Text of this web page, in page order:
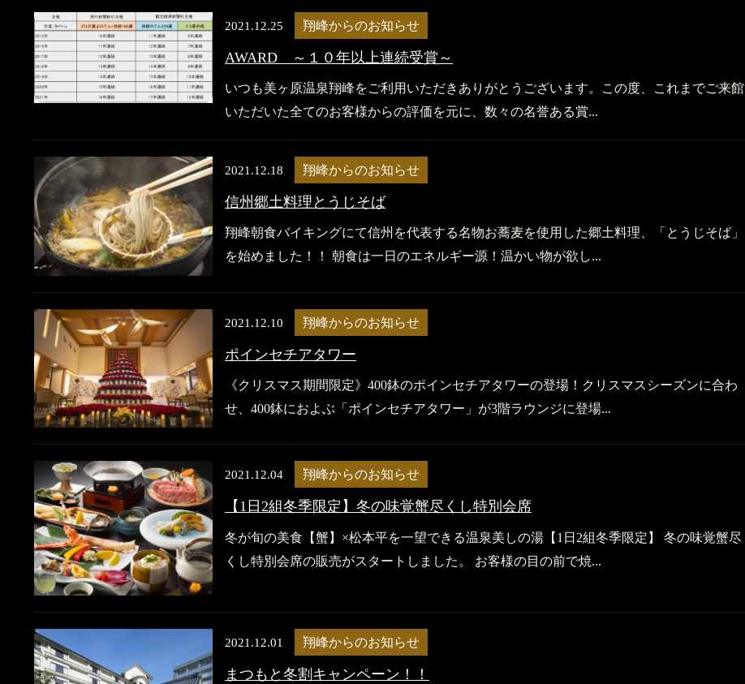
2021.12.25 翔峰からのお知らせ
AWARD ～１０年以上連続受賞～
いつも美ヶ原温泉翔峰をご利用いただきありがとうございます。この度、これまでご来館
いただいた全てのお客様からの評価を元に、数々の名誉ある賞...
2021.12.18 翔峰からのお知らせ
信州郷土料理とうじそば
翔峰朝食バイキングにて信州を代表する名物お蕎麦を使用した郷土料理、「とうじそば」
を始めました！！ 朝食は一日のエネルギー源！温かい物が欲し...
2021.12.10 翔峰からのお知らせ
ポインセチアタワー
《クリスマス期間限定》400鉢のポインセチアタワーの登場！クリスマスシーズンに合わ
せ、400鉢におよぶ「ポインセチアタワー」が3階ラウンジに登場...
2021.12.04 翔峰からのお知らせ
【1日2組冬季限定】冬の味覚蟹尽くし特別会席
冬が旬の美食【蟹】×松本平を一望できる温泉美しの湯【1日2組冬季限定】 冬の味覚蟹尽
くし特別会席の販売がスタートしました。 お客様の目の前で焼...
2021.12.01 翔峰からのお知らせ
まつもと冬割キャンペーン！！